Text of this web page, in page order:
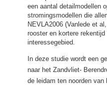
een aantal detailmodellen
stromingsmodellen die
NEVLA2006 (Vanlede et
rooster en kortere
interessegebied.
In deze studie wordt een
naar het Zandvliet-
de leidam ten noorden